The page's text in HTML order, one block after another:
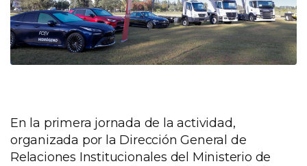
En la primera jornada de la actividad,
organizada por la Dirección General de
Relaciones Institucionales del Ministerio de